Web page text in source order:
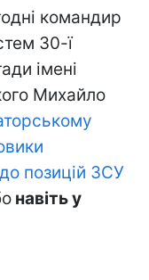
командир
30-ї
імені
Михайло
позицій ЗСУ
навіть у